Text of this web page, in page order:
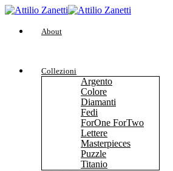
About
Collezioni
Argento
Colore
Diamanti
Fedi
ForOne ForTwo
Lettere
Masterpieces
Puzzle
Titanio